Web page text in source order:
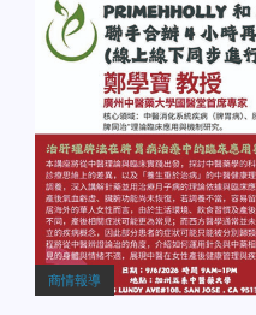
膨，都柏林（Dublin）學
區數百名教師今日展開罷
工，多所學校教學進度受
到影響，校方與工會談判
陷入僵局。 【文化保育】
舊金山啟動藝術家可負擔
住房項目 為了防止文化人
才流失，舊金山市府今日
公布一項專為藝術創作者
設計的可負擔住房補貼計
畫，首批名額將優先配給
在市區長期工作的藝術
家。 【矽谷創新】聖荷西
商情報導